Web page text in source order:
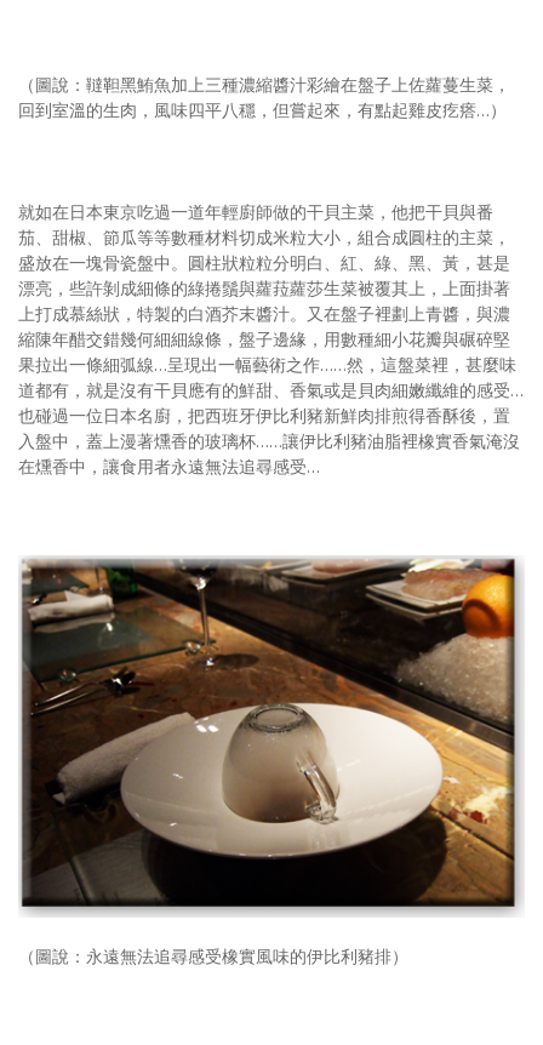
（圖說：韃靼黑鮪魚加上三種濃縮醬汁彩繪在盤子上佐蘿蔓生菜，
回到室溫的生肉，風味四平八穩，但嘗起來，有點起雞皮疙瘩…）
就如在日本東京吃過一道年輕廚師做的干貝主菜，他把干貝與番
茄、甜椒、節瓜等等數種材料切成米粒大小，組合成圓柱的主菜，
盛放在一塊骨瓷盤中。圓柱狀粒粒分明白、紅、綠、黑、黃，甚是
漂亮，些許剝成細條的綠捲鬚與蘿菈蘿莎生菜被覆其上，上面掛著
上打成慕絲狀，特製的白酒芥末醬汁。又在盤子裡劃上青醬，與濃
縮陳年醋交錯幾何細細線條，盤子邊緣，用數種細小花瓣與碾碎堅
果拉出一條細弧線…呈現出一幅藝術之作……然，這盤菜裡，甚麼味
道都有，就是沒有干貝應有的鮮甜、香氣或是貝肉細嫩纖維的感受…
也碰過一位日本名廚，把西班牙伊比利豬新鮮肉排煎得香酥後，置
入盤中，蓋上漫著燻香的玻璃杯……讓伊比利豬油脂裡橡實香氣淹沒
在燻香中，讓食用者永遠無法追尋感受…
（圖說：永遠無法追尋感受橡實風味的伊比利豬排）